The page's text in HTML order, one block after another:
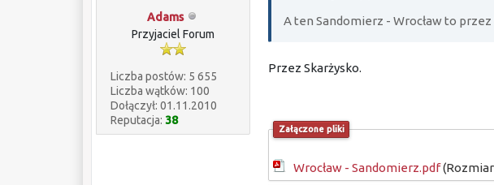
Adams
Przyjaciel Forum
Liczba postów: 5 655
Liczba wątków: 100
Dołączył: 01.11.2010
Reputacja: 38
A ten Sandomierz - Wrocław to przez
Przez Skarżysko.
Załączone pliki
Wrocław - Sandomierz.pdf